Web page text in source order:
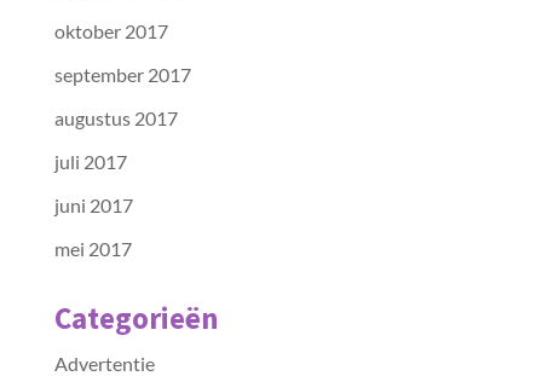
oktober 2017
september 2017
augustus 2017
juli 2017
juni 2017
mei 2017
Categorieën
Advertentie